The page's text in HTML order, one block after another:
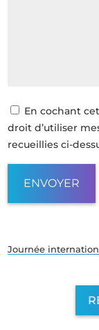
En cochant
droit d’utiliser
recueillies ci-
Journée